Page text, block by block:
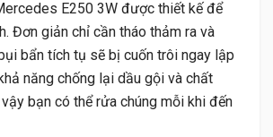
E250 3W được thiết kế để
Đơn giản chỉ cần tháo thảm ra và
bẩn tích tụ sẽ bị cuốn trôi ngay lập
năng chống lại dầu gội và chất
bạn có thể rửa chúng mỗi khi đến